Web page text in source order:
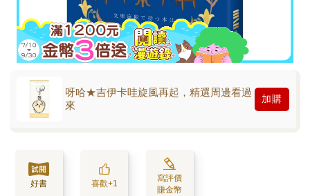
呀哈★吉伊卡哇旋風再起，精選周邊看過
來
加購
好書 喜歡+1
寫評價
賺金幣